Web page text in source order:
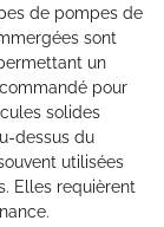
de pompes de
sont
un
pour
solides
dessus du
utilisées
Elles requièrent